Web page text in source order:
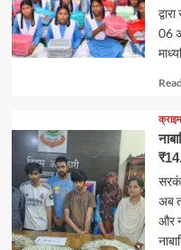
06
क्राइम
अब
और